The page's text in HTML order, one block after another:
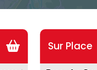
Sur Place